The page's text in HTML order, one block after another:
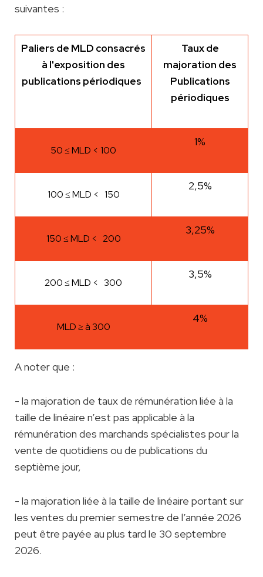
suivantes :
Paliers de MLD consacrés
à l'exposition des
publications périodiques
Taux de
majoration des
Publications
périodiques
50 ≤ MLD < 100
1%
100 ≤ MLD < 150
2,5%
150 ≤ MLD < 200
3,25%
200 ≤ MLD < 300
3,5%
MLD ≥ à 300
4%
A noter que :
- la majoration de taux de rémunération liée à la
taille de linéaire n’est pas applicable à la
rémunération des marchands spécialistes pour la
vente de quotidiens ou de publications du
septième jour,
- la majoration liée à la taille de linéaire portant sur
les ventes du premier semestre de l’année 2026
peut être payée au plus tard le 30 septembre
2026.